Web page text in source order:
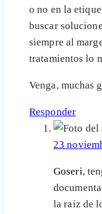
o no en la
buscar
siempre al
tratamientos lo
Venga, muchas
Responder
23
Goseri,
la raiz de